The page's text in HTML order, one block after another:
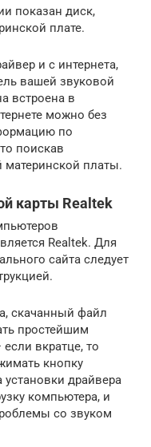
показан диск,
плате.
и с интернета,
вашей звуковой
встроена в
можно без
по
поискав
платы.
карты Realtek
Realtek. Для
сайта следует
скачанный файл
простейшим
вкратце, то
кнопку
драйвера
компьютера, и
со звуком